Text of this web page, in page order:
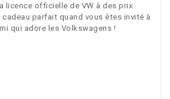
licence officielle de VW à des prix
parfait quand vous êtes invité à
qui adore les Volkswagens !